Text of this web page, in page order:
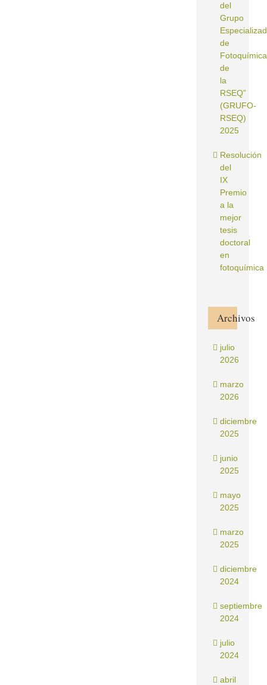
del
Grupo
de
Fotoquímica
de
la
RSEQ”
(GRUFO-
RSEQ)
2025
Resolución
del
IX
Premio
a la
mejor
tesis
doctoral
en
fotoquímica
Archivos
julio
2026
marzo
2026
diciembre
2025
junio
2025
mayo
2025
marzo
2025
diciembre
2024
septiembre
2024
julio
2024
abril